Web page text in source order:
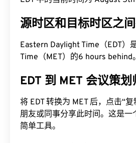
源时区和目标时区之
Eastern Daylight Time（EDT）
Time（MET）的6 hours behind。
EDT 到 MET 会议策划
将 EDT 转换为 MET 后，点击“
朋友或同事分享此时间。这是一
简单工具。